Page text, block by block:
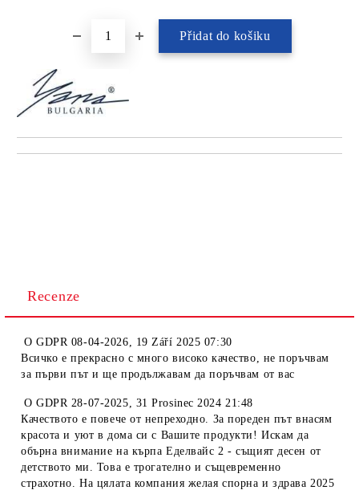
Recenze
OGDPR 08-04-2026, 19 Září 2025 07:30
Всичко е прекрасно с много високо качество, не поръчвам
за първи път и ще продължавам да поръчвам от вас
OGDPR 28-07-2025, 31 Prosinec 2024 21:48
Качеството е повече от непреходно. За пореден път внасям
красота и уют в дома си с Вашите продукти! Искам да
обърна внимание на кърпа Еделвайс 2 - същият десен от
детството ми. Това е трогателно и същевременно
страхотно. На цялата компания желая спорна и здрава 2025